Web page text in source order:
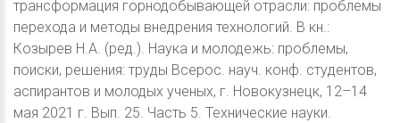
трансформация горнодобывающей отрасли: проблемы
перехода и методы внедрения технологий. В кн.:
Козырев Н.А. (ред.). Наука и молодежь: проблемы,
поиски, решения: труды Всерос. науч. конф. студентов,
аспирантов и молодых ученых, г. Новокузнецк, 12–14
мая 2021 г. Вып. 25. Часть 5. Технические науки.